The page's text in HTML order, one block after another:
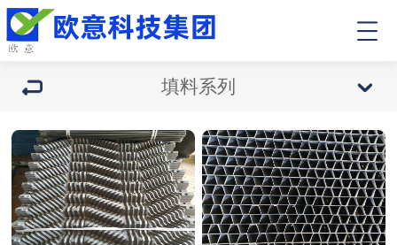
填料系列